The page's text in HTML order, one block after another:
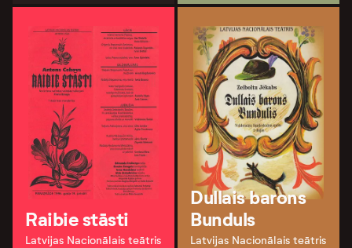
Raibie stāsti
Latvijas Nacionālais teātris
Dullais barons
Bunduls
Latvijas Nacionālais teātris